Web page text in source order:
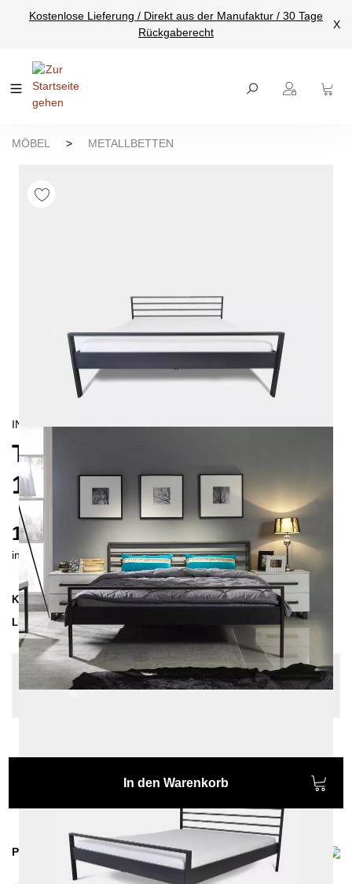
springen
Kostenlose Lieferung / Direkt aus der Manufaktur / 30 Tage
Rückgaberecht
X
MÖBEL > METALLBETTEN
INDUSTRIAL/CONTEMPORAIN
TUISTO METALLBETT
160X200 CM
1215 €
inkl. MwSt. inkl. Versandkosten (DE)
Kollektion
TUISTO
Lieferzeit
3-4 Wochen | vsl. 30. Aug - 6. Sep
Konfiguration bearbeiten
Farben:
Weiß
In den Warenkorb
Produktinformationen